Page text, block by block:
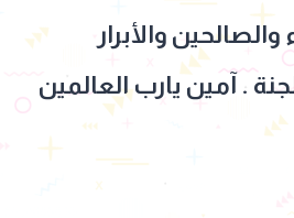
والأبرار
. آمين يارب العالمين